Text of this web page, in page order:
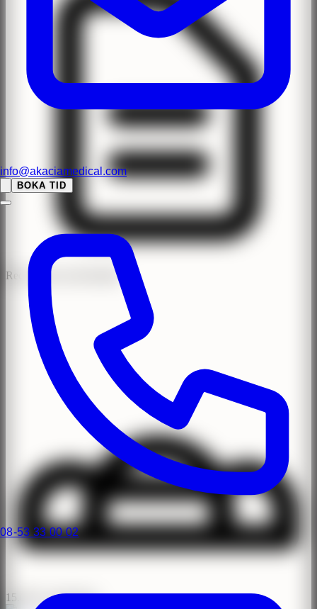
info@akaciamedical.com
BOKA TID
08-53 33 00 02
Recensioner med BankID
15.000+ operationer